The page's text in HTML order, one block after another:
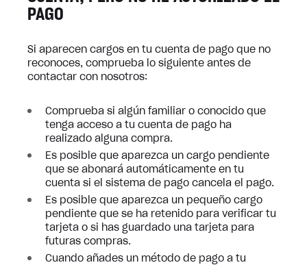
PAGO
Si aparecen cargos en tu cuenta de pago que no
reconoces, comprueba lo siguiente antes de
contactar con nosotros:
Comprueba si algún familiar o conocido que
tenga acceso a tu cuenta de pago ha
realizado alguna compra.
Es posible que aparezca un cargo pendiente
que se abonará automáticamente en tu
cuenta si el sistema de pago cancela el pago.
Es posible que aparezca un pequeño cargo
pendiente que se ha retenido para verificar tu
tarjeta o si has guardado una tarjeta para
futuras compras.
Cuando añades un método de pago a tu